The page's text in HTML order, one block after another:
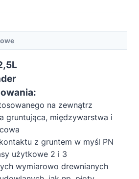
na zewnątrz
gruntująca, międzywarstwa i
z gruntem w myśl PN
użytkowe 2 i 3
wymiarowo drewnianych